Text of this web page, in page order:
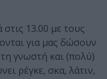
13.00 με τους
για μας δώσουν
γνωστή και (πολύ)
ρέγκε, σκα, λάτιν,